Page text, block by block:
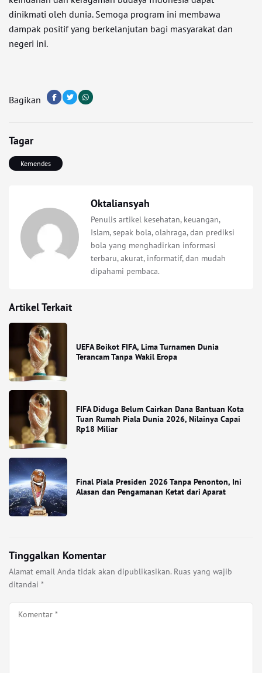
dinikmati oleh dunia. Semoga program ini membawa
dampak positif yang berkelanjutan bagi masyarakat dan
negeri ini.
Bagikan
Tagar
Kemendes
Oktaliansyah
Penulis artikel kesehatan, keuangan,
Islam, sepak bola, olahraga, dan prediksi
bola yang menghadirkan informasi
terbaru, akurat, informatif, dan mudah
dipahami pembaca.
Artikel Terkait
UEFA Boikot FIFA, Lima Turnamen Dunia
Terancam Tanpa Wakil Eropa
FIFA Diduga Belum Cairkan Dana Bantuan Kota
Tuan Rumah Piala Dunia 2026, Nilainya Capai
Rp18 Miliar
Final Piala Presiden 2026 Tanpa Penonton, Ini
Alasan dan Pengamanan Ketat dari Aparat
Tinggalkan Komentar
Alamat email Anda tidak akan dipublikasikan. Ruas yang wajib
ditandai *